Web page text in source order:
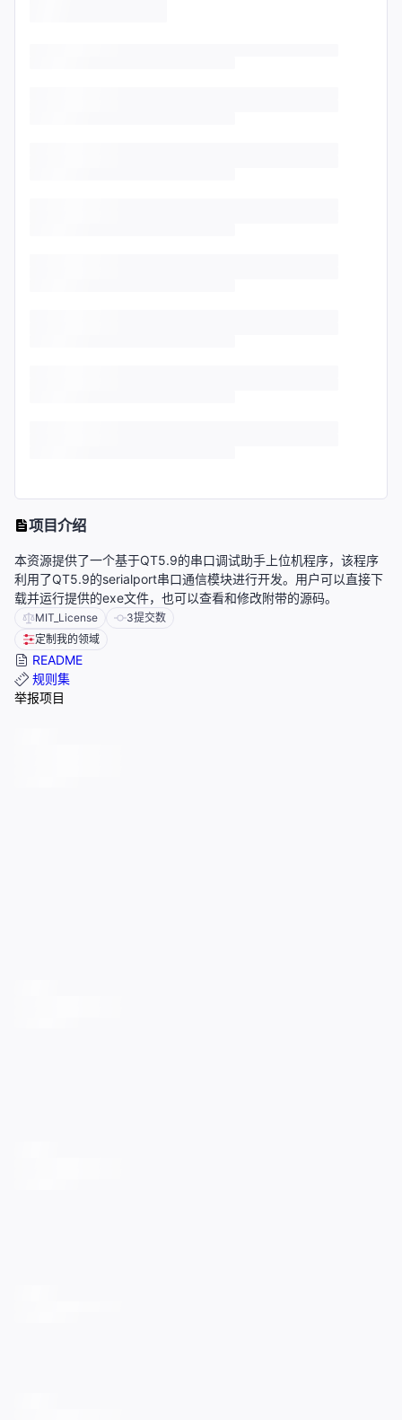
项目介绍
本资源提供了一个基于QT5.9的串口调试助手上位机程序，该程序
利用了QT5.9的serialport串口通信模块进行开发。用户可以直接下
载并运行提供的exe文件，也可以查看和修改附带的源码。
MIT_License 3提交数
定制我的领域
README
规则集
举报项目